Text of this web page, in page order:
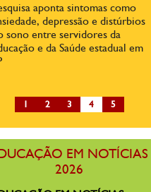
aponta sintomas como
depressão e distúrbios
sono entre servidores da
e da Saúde estadual em
1 2 3 4 5
EM NOTÍCIAS
2026